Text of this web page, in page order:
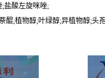
;盐酸左旋咪唑;
醌;植物醇;叶绿醇;异植物醇;